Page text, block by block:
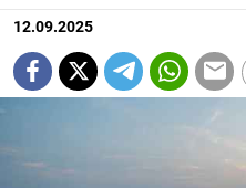
12.09.2025